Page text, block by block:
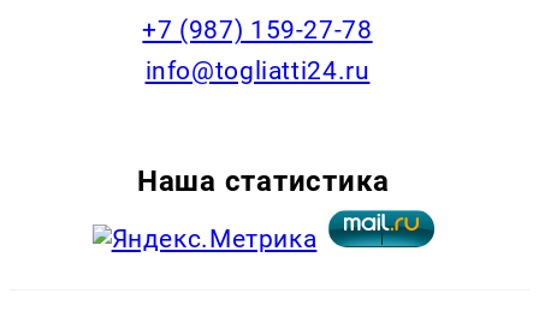
+7 (987) 159-27-78
info@togliatti24.ru
Наша статистика